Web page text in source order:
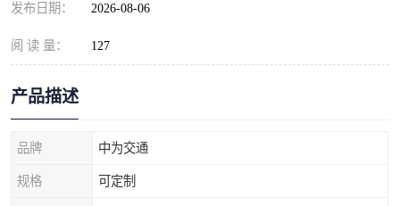
发布日期： 2026-08-06
阅 读 量： 127
产品描述
品牌 中为交通
规格 可定制